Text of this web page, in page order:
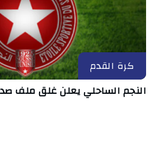
كرة القدم
النجم الساحلي يعلن غلق ملف